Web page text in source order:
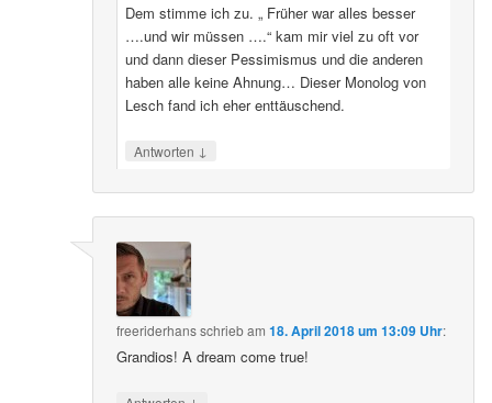
Dem stimme ich zu. „ Früher war alles besser
….und wir müssen ….“ kam mir viel zu oft vor
und dann dieser Pessimismus und die anderen
haben alle keine Ahnung… Dieser Monolog von
Lesch fand ich eher enttäuschend.
Antworten ↓
freeriderhansschriebam18. April 2018 um 13:09 Uhr:
Grandios! A dream come true!